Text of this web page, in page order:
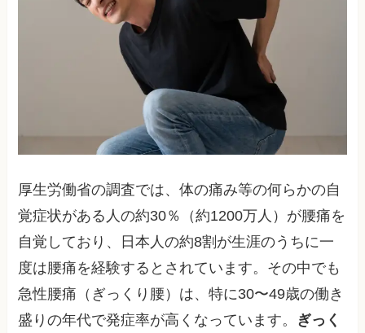
厚生労働省の調査では、体の痛み等の何らかの自
覚症状がある人の約30％（約1200万人）が腰痛を
自覚しており、日本人の約8割が生涯のうちに一
度は腰痛を経験するとされています。その中でも
急性腰痛（ぎっくり腰）は、特に30〜49歳の働き
盛りの年代で発症率が高くなっています。 ぎっく